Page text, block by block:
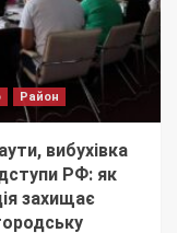
Район
вибухівка
РФ: як
захищає